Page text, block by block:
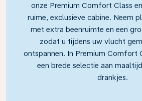
onze Premium Comfort Class
ruime, exclusieve cabine. Neem
met extra beenruimte en een
zodat u tijdens uw vlucht
ontspannen. In Premium Comfort
een brede selectie aan
drankjes.